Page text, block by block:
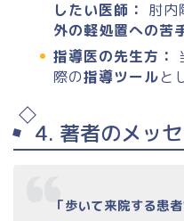
したい医師： 肘内
外の軽処置への苦
指導医の先生方：
際の指導ツールと
4. 著者のメッ
「歩いて来院する患